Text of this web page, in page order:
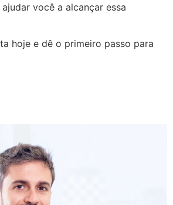
você a alcançar essa
hoje e dê o primeiro passo para